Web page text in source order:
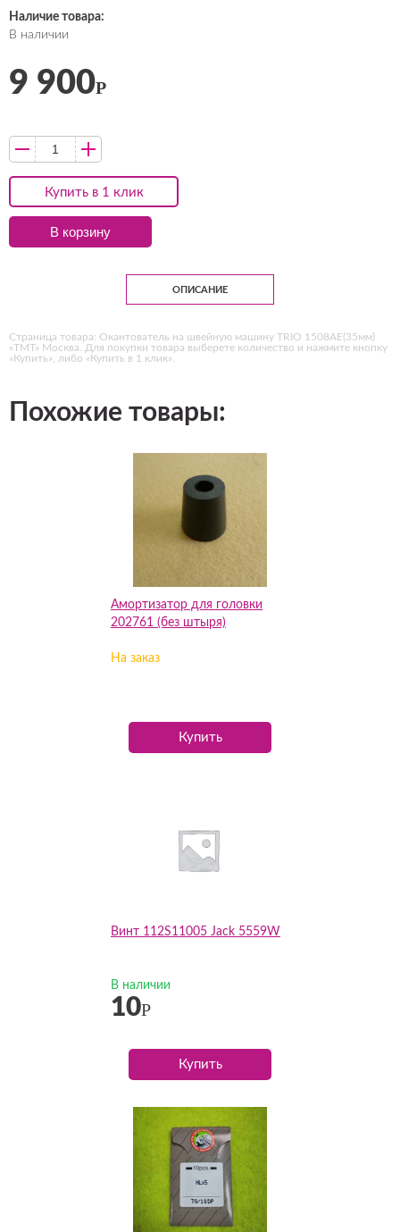
Наличие товара:
В наличии
Купить в 1 клик
9 900Р
В корзину
ОПИСАНИЕ
Страница товара: Окантователь на швейную машину TRIO 1508AE(35мм)
«ТМТ» Москва. Для покупки товара выберете количество и нажмите кнопку
«Купить», либо «Купить в 1 клик».
Похожие товары:
Амортизатор для головки
202761 (без штыря)
На заказ
Купить
Винт 112S11005 Jack 5559W
В наличии
10Р
Купить